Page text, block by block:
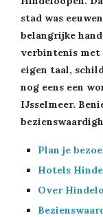
stad was
belangrijke
verbintenis met
eigen taal,
nog eens een
IJsselmeer.
Plan je
Hotels
Over